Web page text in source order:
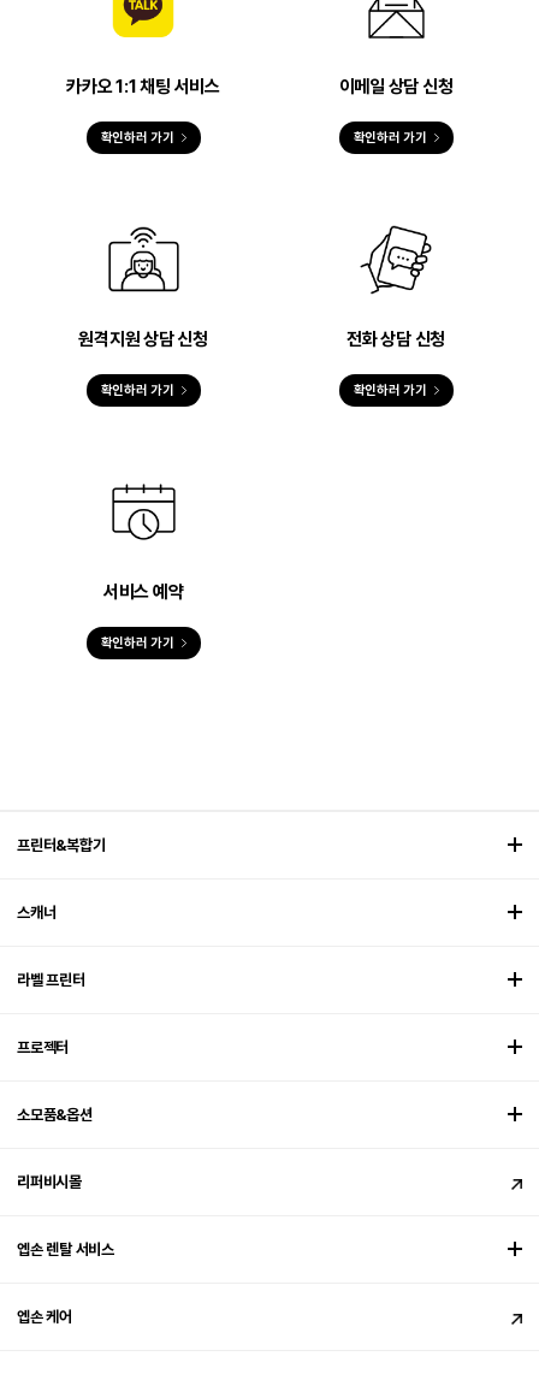
카카오 1:1 채팅 서비스
확인하러 가기
이메일 상담 신청
확인하러 가기
원격지원 상담 신청
확인하러 가기
전화 상담 신청
확인하러 가기
서비스 예약
확인하러 가기
프린터&복합기
스캐너
라벨 프린터
프로젝터
소모품&옵션
리퍼비시몰
엡손 렌탈 서비스
엡손 케어